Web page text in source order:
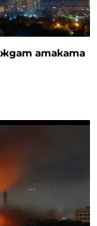
атаката